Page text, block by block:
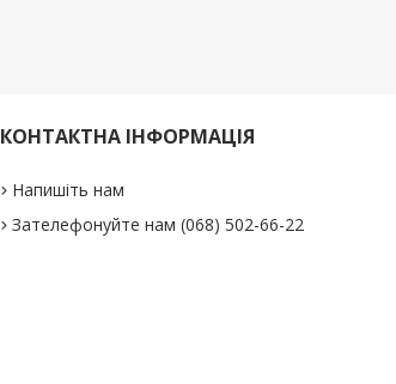
КОНТАКТНА ІНФОРМАЦІЯ
Напишіть нам
Зателефонуйте нам (068) 502-66-22